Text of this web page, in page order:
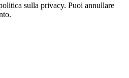
sulla privacy. Puoi annullare